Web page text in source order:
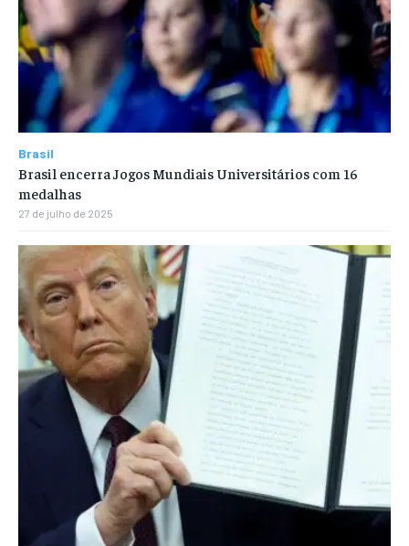
Brasil
Brasil encerra Jogos Mundiais Universitários com 16
medalhas
27 de julho de 2025